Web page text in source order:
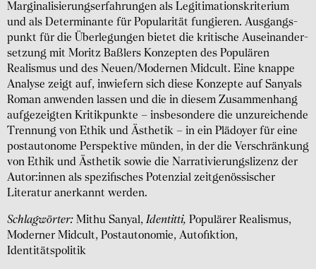
Marginali­sierungs­erfahrungen als Legiti­mations­kriterium
und als Deter­minante für Popularität fungieren. Ausgangs­
punkt für die Überle­gungen bietet die kritische Ausein­ander­
setzung mit Moritz Baßlers Konzepten des Populären
Realismus und des Neuen/Modernen Midcult. Eine knappe
Analyse zeigt auf, inwiefern sich diese Konzepte auf Sanyals
Roman anwenden lassen und die in diesem Zusammen­hang
aufgezeigten Kritik­punkte – insbesondere die unzu­reichende
Trennung von Ethik und Ästhetik – in ein Plädoyer für eine
post­autonome Perspektive münden, in der die Verschränkung
von Ethik und Ästhetik sowie die Narrati­vierungs­lizenz der
Autor:innen als spezi­fisches Potenzial zeitgenös­sischer
Literatur anerkannt werden.
Schlagwörter: Mithu Sanyal,Identitti, Populärer Realismus,
Moderner Midcult, Postautonomie, Autofiktion,
Identitätspolitik